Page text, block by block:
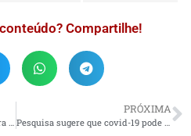
Compartilhe!
PRÓXIMA